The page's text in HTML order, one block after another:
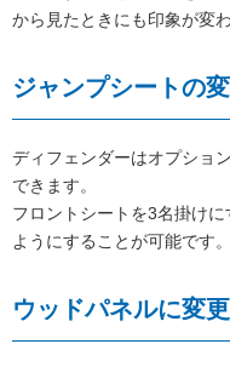
から見たときにも印象が変わ
ジャンプシートの
ディフェンダーはオプショ
できます。
フロントシートを3名掛け
ようにすることが可能です。
ウッドパネルに変更